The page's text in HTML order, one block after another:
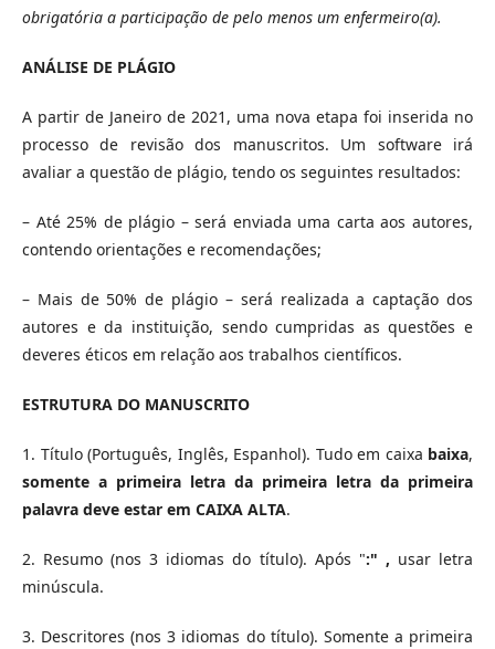
obrigatória a participação de pelo menos um enfermeiro(a).
ANÁLISE DE PLÁGIO
A partir de Janeiro de 2021, uma nova etapa foi inserida no
processo de revisão dos manuscritos. Um software irá
avaliar a questão de plágio, tendo os seguintes resultados:
– Até 25% de plágio – será enviada uma carta aos autores,
contendo orientações e recomendações;
– Mais de 50% de plágio – será realizada a captação dos
autores e da instituição, sendo cumpridas as questões e
deveres éticos em relação aos trabalhos científicos.
ESTRUTURA DO MANUSCRITO
1. Título (Português, Inglês, Espanhol). Tudo em caixa baixa,
somente a primeira letra da primeira letra da primeira
palavra deve estar em CAIXA ALTA.
2. Resumo (nos 3 idiomas do título). Após ":" , usar letra
minúscula.
3. Descritores (nos 3 idiomas do título). Somente a primeira